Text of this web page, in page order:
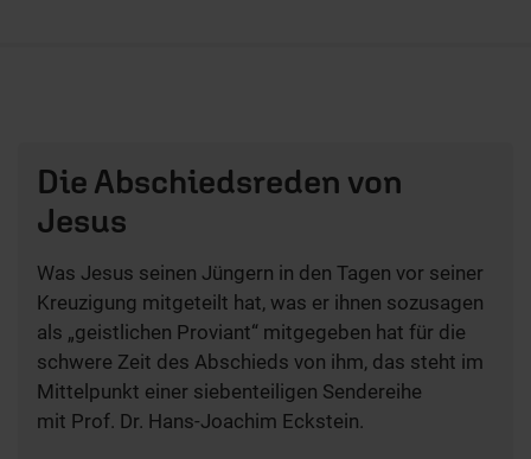
Die Abschiedsreden von
Jesus
Was Jesus seinen Jüngern in den Tagen vor seiner
Kreuzigung mitgeteilt hat, was er ihnen sozusagen
als „geistlichen Proviant“ mitgegeben hat für die
schwere Zeit des Abschieds von ihm, das steht im
Mittelpunkt einer siebenteiligen Sendereihe
mit Prof. Dr. Hans-Joachim Eckstein.